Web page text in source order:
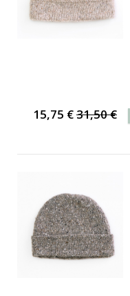
15,75 €31,50 €